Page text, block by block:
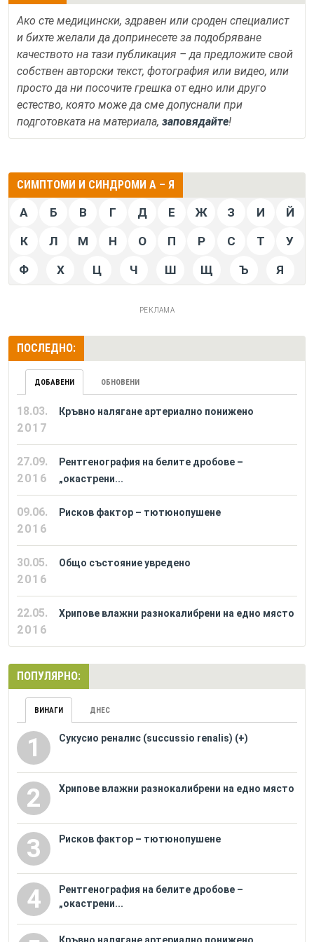
Ако сте медицински, здравен или сроден специалист
и бихте желали да допринесете за подобряване
качеството на тази публикация – да предложите свой
собствен авторски текст, фотография или видео, или
просто да ни посочите грешка от едно или друго
естество, която може да сме допуснали при
подготовката на материала, заповядайте!
СИМПТОМИ И СИНДРОМИ А – Я
А Б В Г Д Е Ж З И Й
К Л М Н О П Р С Т У
Ф Х Ц Ч Ш Щ Ъ Я
РЕКЛАМА
ПОСЛЕДНО:
ДОБАВЕНИ ОБНОВЕНИ
18.03.
2017
Кръвно налягане артериално понижено
27.09.
2016
Рентгенография на белите дробове –
„окастрени...
09.06.
2016
Рисков фактор – тютюнопушене
30.05.
2016
Общо състояние увредено
22.05.
2016
Хрипове влажни разнокалибрени на едно място
ПОПУЛЯРНО:
ВИНАГИ ДНЕС
1 Сукусио реналис (succussio renalis) (+)
2 Хрипове влажни разнокалибрени на едно място
3 Рисков фактор – тютюнопушене
4
Рентгенография на белите дробове –
„окастрени...